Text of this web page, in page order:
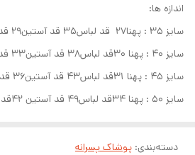
اندازه ها:
سایز ۳۵ : پهنا۲۷ قد لباس۳۵ قد آستین۲۹ قد شلوار۴۷
سایز ۴۰ : پهنا ۳۰قد لباس۳۸ قد آستین۳۳ قد شلوار۵۲
سایز ۴۵ : پهنا ۳۱قد لباس۴۳ قد آستین۳۶ قد شلوار۵۸
سایز ۵۰ : پهنا ۳۴قد لباس۴۹ قد آستین ۴۲قد شلوار۶۵
دسته‌بندی: پوشاک پسرانه